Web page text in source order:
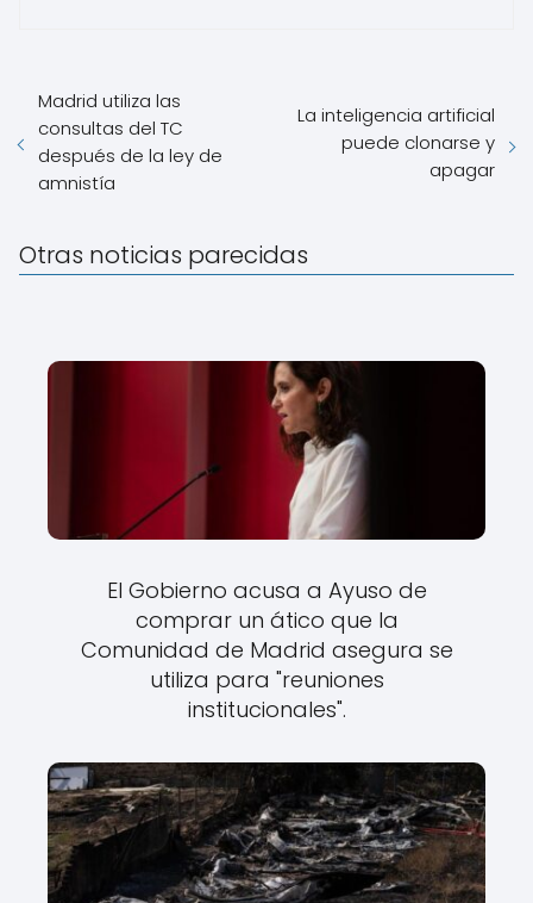
Madrid utiliza las
consultas del TC
después de la ley de
amnistía
La inteligencia artificial
puede clonarse y
apagar
Otras noticias parecidas
El Gobierno acusa a Ayuso de
comprar un ático que la
Comunidad de Madrid asegura se
utiliza para "reuniones
institucionales".